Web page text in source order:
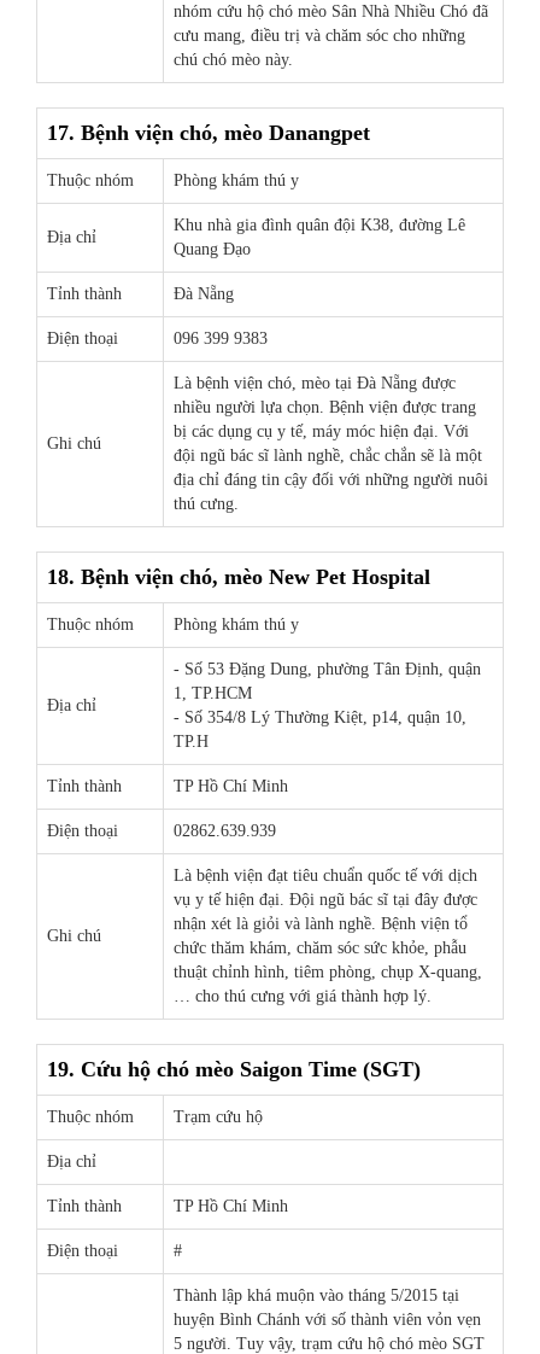
nhóm cứu hộ chó mèo Sân Nhà Nhiều Chó đã
cưu mang, điều trị và chăm sóc cho những
chú chó mèo này.
17. Bệnh viện chó, mèo Danangpet
Thuộc nhóm Phòng khám thú y
Địa chỉ
Khu nhà gia đình quân đội K38, đường Lê
Quang Đạo
Tỉnh thành Đà Nẵng
Điện thoại 096 399 9383
Ghi chú
Là bệnh viện chó, mèo tại Đà Nẵng được
nhiều người lựa chọn. Bệnh viện được trang
bị các dụng cụ y tế, máy móc hiện đại. Với
đội ngũ bác sĩ lành nghề, chắc chắn sẽ là một
địa chỉ đáng tin cậy đối với những người nuôi
thú cưng.
18. Bệnh viện chó, mèo New Pet Hospital
Thuộc nhóm Phòng khám thú y
Địa chỉ
- Số 53 Đặng Dung, phường Tân Định, quận
1, TP.HCM
- Số 354/8 Lý Thường Kiệt, p14, quận 10,
TP.H
Tỉnh thành TP Hồ Chí Minh
Điện thoại 02862.639.939
Ghi chú
Là bệnh viện đạt tiêu chuẩn quốc tế với dịch
vụ y tế hiện đại. Đội ngũ bác sĩ tại đây được
nhận xét là giỏi và lành nghề. Bệnh viện tổ
chức thăm khám, chăm sóc sức khỏe, phẫu
thuật chỉnh hình, tiêm phòng, chụp X-quang,
… cho thú cưng với giá thành hợp lý.
19. Cứu hộ chó mèo Saigon Time (SGT)
Thuộc nhóm Trạm cứu hộ
Địa chỉ
Tỉnh thành TP Hồ Chí Minh
Điện thoại #
Thành lập khá muộn vào tháng 5/2015 tại
huyện Bình Chánh với số thành viên vỏn vẹn
5 người. Tuy vậy, trạm cứu hộ chó mèo SGT